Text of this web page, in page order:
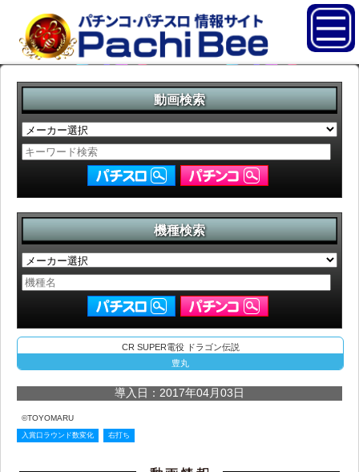
動画検索
機種検索
CR SUPER電役 ドラゴン伝説
豊丸
導入日：2017年04月03日
©TOYOMARU
入賞口ラウンド数変化 右打ち